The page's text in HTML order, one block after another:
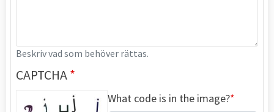
Beskriv vad som behöver rättas.
CAPTCHA
What code is in the image?